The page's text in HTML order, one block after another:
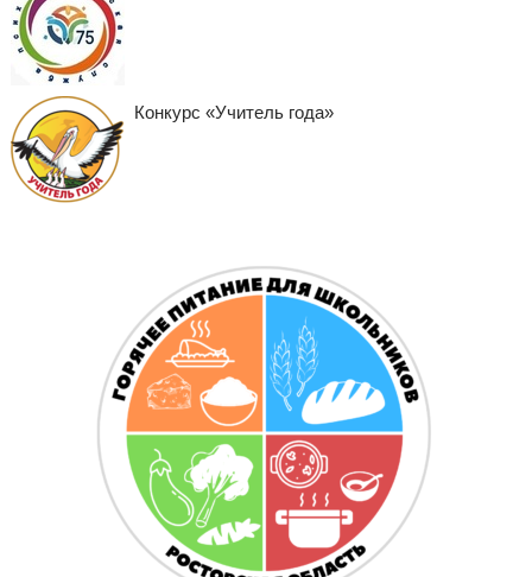
Конкурс «Учитель года»